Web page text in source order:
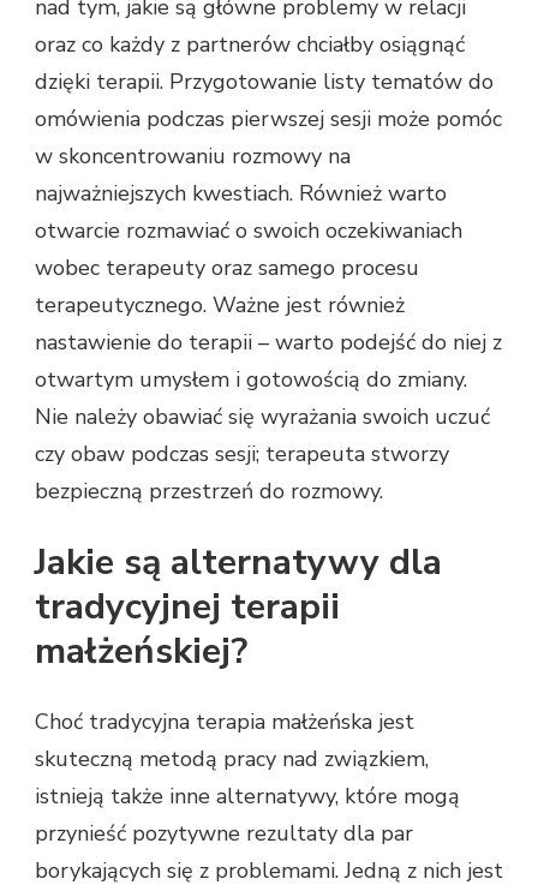
nad tym, jakie są główne problemy w relacji
oraz co każdy z partnerów chciałby osiągnąć
dzięki terapii. Przygotowanie listy tematów do
omówienia podczas pierwszej sesji może pomóc
w skoncentrowaniu rozmowy na
najważniejszych kwestiach. Również warto
otwarcie rozmawiać o swoich oczekiwaniach
wobec terapeuty oraz samego procesu
terapeutycznego. Ważne jest również
nastawienie do terapii – warto podejść do niej z
otwartym umysłem i gotowością do zmiany.
Nie należy obawiać się wyrażania swoich uczuć
czy obaw podczas sesji; terapeuta stworzy
bezpieczną przestrzeń do rozmowy.
Jakie są alternatywy dla
tradycyjnej terapii
małżeńskiej?
Choć tradycyjna terapia małżeńska jest
skuteczną metodą pracy nad związkiem,
istnieją także inne alternatywy, które mogą
przynieść pozytywne rezultaty dla par
borykających się z problemami. Jedną z nich jest